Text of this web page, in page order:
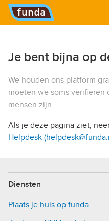
Hoofdmenu
Je bent bijna op
We houden ons platform
moeten we soms
mensen zijn.
Als je deze pagina ziet,
Helpdesk
Diensten
Plaats je huis op funda